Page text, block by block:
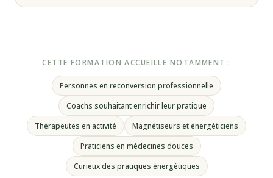
CETTE FORMATION ACCUEILLE NOTAMMENT :
Personnes en reconversion professionnelle
Coachs souhaitant enrichir leur pratique
Thérapeutes en activité
Magnétiseurs et énergéticiens
Praticiens en médecines douces
Curieux des pratiques énergétiques